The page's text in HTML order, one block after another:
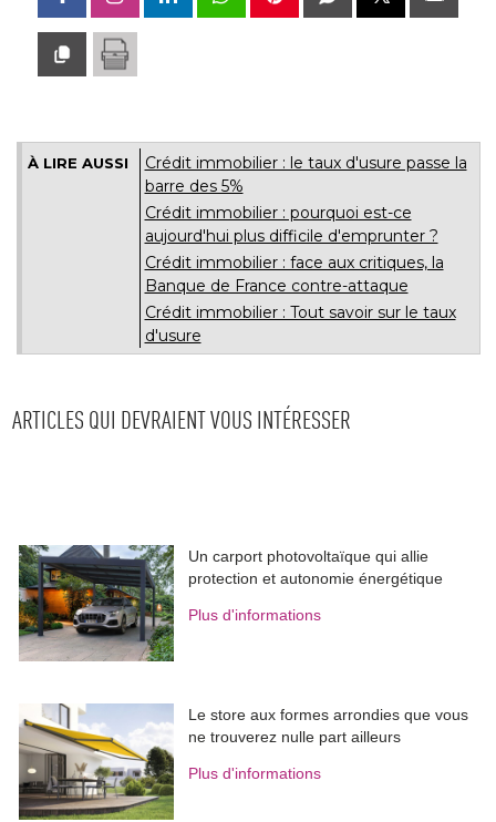
À LIRE AUSSI
Crédit immobilier : le taux d'usure passe la
barre des 5%
Crédit immobilier : pourquoi est-ce
aujourd'hui plus difficile d'emprunter ?
Crédit immobilier : face aux critiques, la
Banque de France contre-attaque
Crédit immobilier : Tout savoir sur le taux
d'usure
ARTICLES QUI DEVRAIENT VOUS INTÉRESSER
Un carport photovoltaïque qui allie
protection et autonomie énergétique
Plus d'informations
Le store aux formes arrondies que vous
ne trouverez nulle part ailleurs
Plus d'informations